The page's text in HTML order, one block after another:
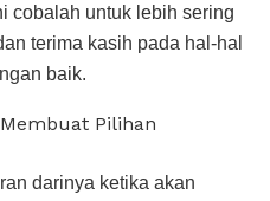
cobalah untuk lebih sering
terima kasih pada hal-hal
baik.
Pilihan
darinya ketika akan